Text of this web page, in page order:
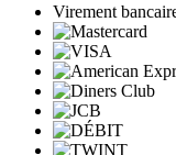
Virement